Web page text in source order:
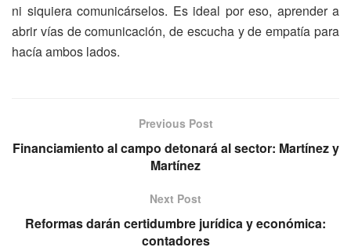
ni siquiera comunicárselos. Es ideal por eso, aprender a
abrir vías de comunicación, de escucha y de empatía para
hacía ambos lados.
Previous Post
Financiamiento al campo detonará al sector: Martínez y
Martínez
Next Post
Reformas darán certidumbre jurídica y económica:
contadores